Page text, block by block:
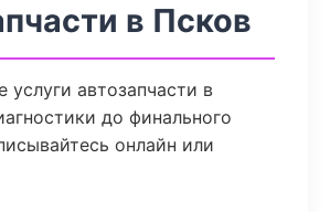
в Псков
услуги автозапчасти в
до финального
онлайн или